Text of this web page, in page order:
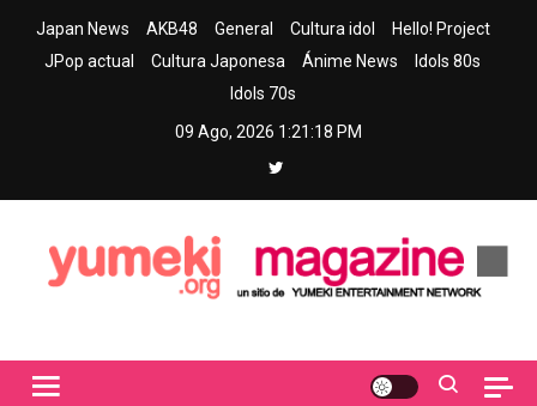
Japan News AKB48 General Cultura idol
Hello! Project
JPop actual
Cultura Japonesa Ánime News
Idols 80s
Idols 70s
09 Ago, 2026 1:21:19 PM